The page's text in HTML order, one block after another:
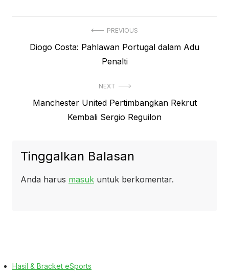
pos
PREVIOUS
Previous
Diogo Costa: Pahlawan Portugal dalam Adu
Penalti
NEXT
NextManchester United Pertimbangkan Rekrut
Kembali Sergio Reguilon
Tinggalkan Balasan
Anda harus masuk untuk berkomentar.
Hasil & Bracket eSports